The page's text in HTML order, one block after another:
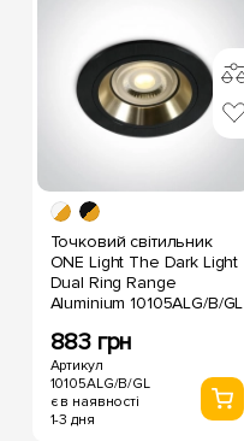
Точковий світильник
ONE Light The Dark Light
Dual Ring Range
Aluminium 10105ALG/B/GL
883 грн
Артикул
10105ALG/B/GL
є в наявності
1-3 дня